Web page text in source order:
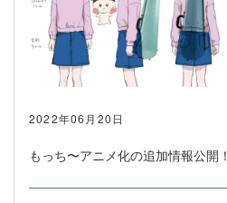
2022年06月20日
もっち〜アニメ化の追加情報公開！